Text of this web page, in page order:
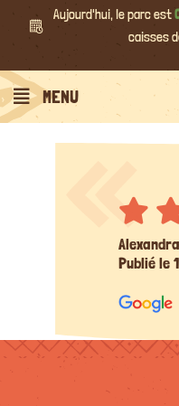
Aujourd'hui, le parc est
caisses
MENU
Publié le